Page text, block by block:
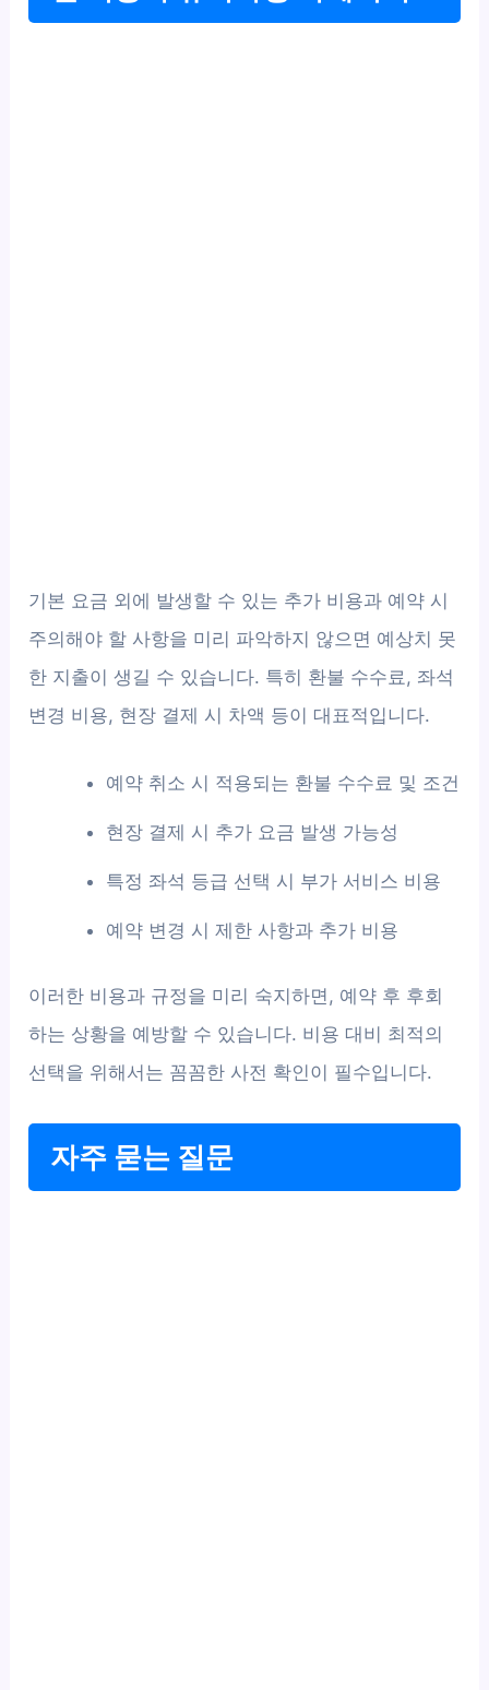
기본 요금 외에 발생할 수 있는 추가 비용과 예약 시
주의해야 할 사항을 미리 파악하지 않으면 예상치 못
한 지출이 생길 수 있습니다. 특히 환불 수수료, 좌석
변경 비용, 현장 결제 시 차액 등이 대표적입니다.
예약 취소 시 적용되는 환불 수수료 및 조건
현장 결제 시 추가 요금 발생 가능성
특정 좌석 등급 선택 시 부가 서비스 비용
예약 변경 시 제한 사항과 추가 비용
이러한 비용과 규정을 미리 숙지하면, 예약 후 후회
하는 상황을 예방할 수 있습니다. 비용 대비 최적의
선택을 위해서는 꼼꼼한 사전 확인이 필수입니다.
자주 묻는 질문